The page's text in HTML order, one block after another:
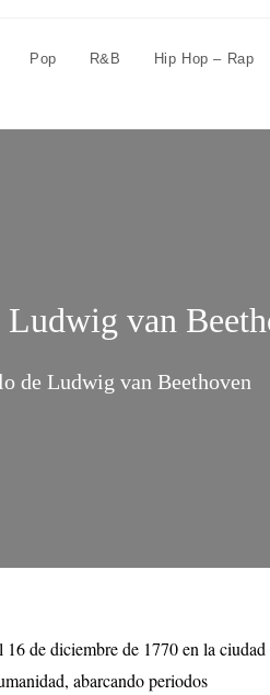
Pop R&B Hip Hop – Rap
van
de Ludwig van Beethoven
de diciembre de 1770 en la ciudad
abarcando periodos